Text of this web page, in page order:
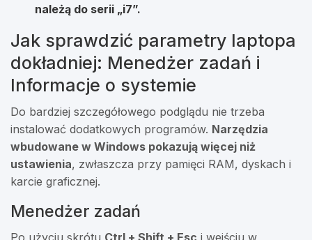
należą do serii „i7”.
Jak sprawdzić parametry laptopa
dokładniej: Menedżer zadań i
Informacje o systemie
Do bardziej szczegółowego podglądu nie trzeba
instalować dodatkowych programów. Narzędzia
wbudowane w Windows pokazują więcej niż
ustawienia, zwłaszcza przy pamięci RAM, dyskach i
karcie graficznej.
Menedżer zadań